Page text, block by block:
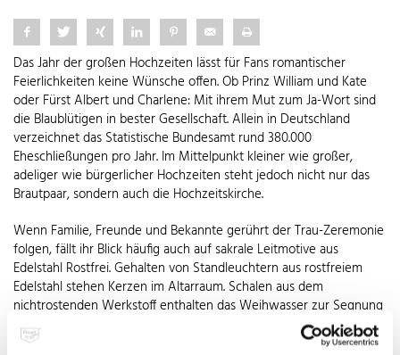
Das Jahr der großen Hochzeiten lässt für Fans romantischer
Feierlichkeiten keine Wünsche offen. Ob Prinz William und Kate
oder Fürst Albert und Charlene: Mit ihrem Mut zum Ja-Wort sind
die Blaublütigen in bester Gesellschaft. Allein in Deutschland
verzeichnet das Statistische Bundesamt rund 380.000
Eheschließungen pro Jahr. Im Mittelpunkt kleiner wie großer,
adeliger wie bürgerlicher Hochzeiten steht jedoch nicht nur das
Brautpaar, sondern auch die Hochzeitskirche.
Wenn Familie, Freunde und Bekannte gerührt der Trau-Zeremonie
folgen, fällt ihr Blick häufig auch auf sakrale Leitmotive aus
Edelstahl Rostfrei. Gehalten von Standleuchtern aus rostfreiem
Edelstahl stehen Kerzen im Altarraum. Schalen aus dem
nichtrostenden Werkstoff enthalten das Weihwasser zur Segnung
der Trauringe. Dazu nimmt der Priester mit einem Aspergil aus
Edelstahl das Weihwasser auf und benetzt die Ringe. Oft wird die